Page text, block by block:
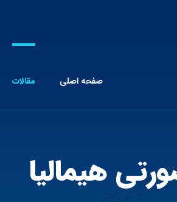
صفحه اصلی مقالات
هیمالیا